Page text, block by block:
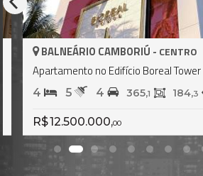
BALNEÁRIO CAMBORIÚ -CENTRO
Apartamento no Edifício Boreal Tower
4 5 3 184,3
R$ 12.950.000,00